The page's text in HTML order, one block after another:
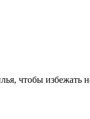
чтобы избежать